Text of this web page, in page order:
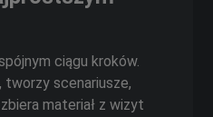
ciągu kroków.
tworzy scenariusze,
materiał z wizyt